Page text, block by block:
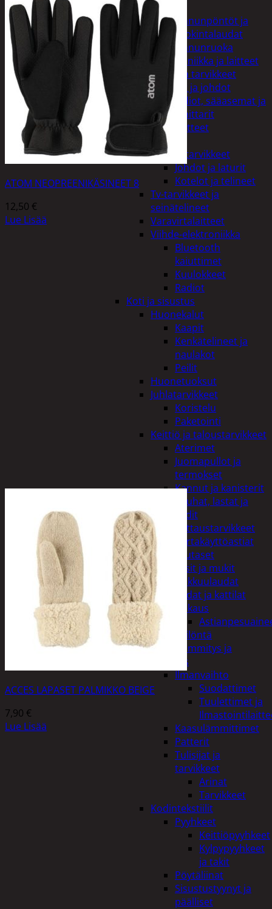
Linnut
Linnunpöntöt ja
ruokintalaudat
Linnunruoka
Kodin elektroniikka ja laitteet
Imurit ja tarvikkeet
Kaapelit ja johdot
Kelloradiot, sääasemat ja
lämpömittarit
Oheislaitteet
Paristot
Puhelintarvikkeet
Johdot ja laturit
Kotelot ja telineet
Tv-tarvikkeet ja
seinätelineet
Varavirtalaitteet
Viihde-elektroniikka
Bluetooth
kaiuttimet
Kuulokkeet
Radiot
Koti ja sisustus
Huonekalut
Kaapit
Kenkätelineet ja
naulakot
Peilit
Huonetuoksut
Juhlatarvikkeet
Koristelu
Paketointi
Keittiö ja taloustarvikkeet
Aterimet
Juomapullot ja
termokset
Kannut ja kanisterit
Kauhat, lastat ja
sudit
Kattaustarvikkeet
Kertakäyttöastiat
Lautaset
Lasit ja mukit
Leikkuulaudat
Padat ja kattilat
Tiskaus
Säilöntä
Kodin lämmitys ja
tuuletus
Ilmanvaihto
Suodattimet
Tuulettimet ja
Kaasulämmittimet
Patterit
Tulisijat ja
tarvikkeet
Arinat
Tarvikkeet
Kodintekstiilit
Pyyhkeet
Keittiöpyyhkeet
Kylpypyyhkeet
ja takit
Pöytäliinat
Sisustustyynyt ja
päälliset
ATOM NEOPREENIKÄSINEET 8
12,50 €
Lue Lisää
ACCES LAPASET PALMIKKO BEIGE
7,90 €
Lue Lisää